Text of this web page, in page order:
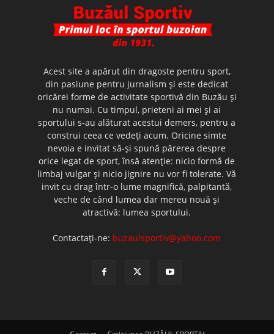
Acest site a apărut din dragoste pentru sport,
din pasiune pentru jurnalism şi este dedicat
oricărei forme de activitate sportivă din Buzău şi
nu numai. Cu timpul, prieteni ai mei şi ai
sportului s-au alăturat acestui demers, pentru a
construi ceea ce vedeţi acum. Oricine simte
nevoia e invitat să-şi spună părerea despre
orice legat de sport, însă atenţie: nicio formă de
limbaj vulgar şi nicio jignire nu vor fi tolerate. Vă
invit cu drag într-o lume magnifică, palpitantă,
veche de când lumea dar mereu nouă şi
atractivă: lumea sportului.
Contactați-ne: buzaulsportiv@yahoo.com